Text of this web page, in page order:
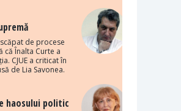
de procese
că Înalta Curte a
CJUE a criticat în
de Lia Savonea.
haosului politic